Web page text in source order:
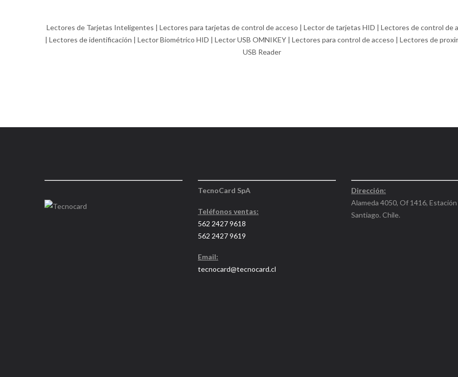
Lectores de Tarjetas Inteligentes | Lectores para tarjetas de control de acceso | Lector de tarjetas HID | Lectores de control de
| Lectores de identificación | Lector Biométrico HID | Lector USB OMNIKEY | Lectores para control de acceso | Lectores de
USB Reader
TecnoCard SpA
Teléfonos ventas:
562 2427 9618
562 2427 9619
Email:
tecnocard@tecnocard.cl
Dirección:
Alameda 4050, Of 1416,
Santiago. Chile.